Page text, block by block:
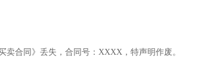
合同》丢失，合同号：XXXX，特声明作废。